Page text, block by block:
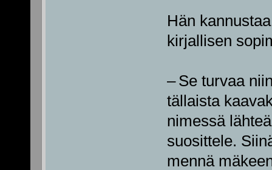
Hän
kirjallisen
– Se turvaa
tällaista
nimessä
suosittele.
mennä